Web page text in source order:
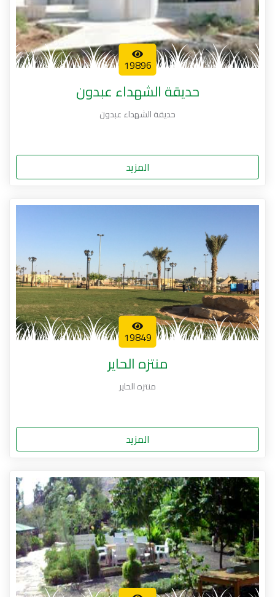
19896
حديقة الشهداء عبدون
حديقة الشهداء عبدون
المزيد
19849
منتزه الحاير
منتزه الحاير
المزيد